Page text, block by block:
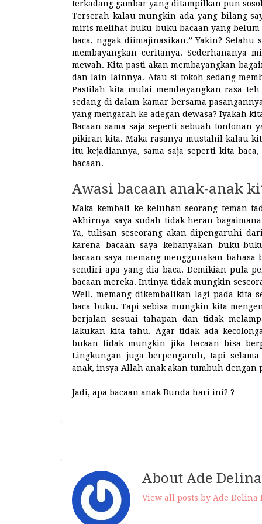
terkadang gambar yang ditampilkan pun
Terserah kalau mungkin ada yang bilang
miris melihat buku-buku bacaan yang belum
baca, nggak diimajinasikan.” Yakin?
membayangkan ceritanya. Sederhananya
mewah. Kita pasti akan membayangkan
dan lain-lainnya. Atau si tokoh sedang
Pastilah kita mulai membayangkan rasa
sedang di dalam kamar bersama
yang mengarah ke adegan dewasa? Iyakah
Bacaan sama saja seperti sebuah
pikiran kita. Maka rasanya mustahil kalau
itu kejadiannya, sama saja seperti kita
bacaan.
Awasi bacaan anak-anak
Maka kembali ke keluhan seorang teman
Akhirnya saya sudah tidak heran
Ya, tulisan seseorang akan dipengaruhi
karena bacaan saya kebanyakan buku-
bacaan saya memang menggunakan
sendiri apa yang dia baca. Demikian pula
bacaan mereka. Intinya tidak mungkin
Well, memang dikembalikan lagi pada kita
baca buku. Tapi sebisa mungkin kita
berjalan sesuai tahapan dan tidak
lakukan kita tahu. Agar tidak ada
bukan tidak mungkin jika bacaan bisa
Lingkungan juga berpengaruh, tapi
anak, insya Allah anak akan tumbuh dengan
Jadi, apa bacaan anak Bunda hari ini? ?
About Ade
View all posts by Ade